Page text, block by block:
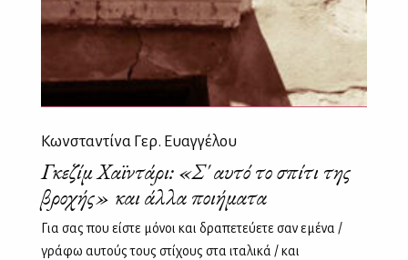
Κωνσταντίνα Γερ. Ευαγγέλου
Γκεζίμ Χαϊντάρι: «Σ' αυτό το σπίτι της
βροχής» και άλλα ποιήματα
Για σας που είστε μόνοι και δραπετεύετε σαν εμένα /
γράφω αυτούς τους στίχους στα ιταλικά / και